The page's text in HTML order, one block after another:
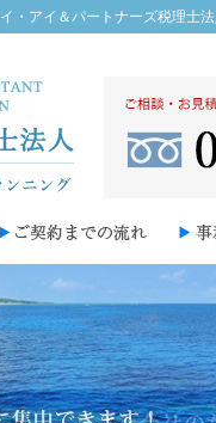
・アイ＆パートナーズ税理士